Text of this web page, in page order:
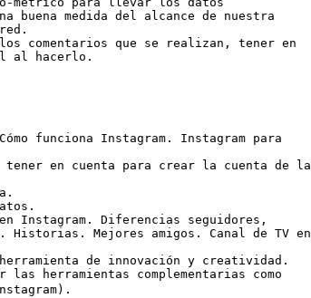
buena medida del alcance de nuestra
al hacerlo.
Historias. Mejores amigos. Canal de TV en